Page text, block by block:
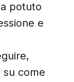
potuto
e
su come